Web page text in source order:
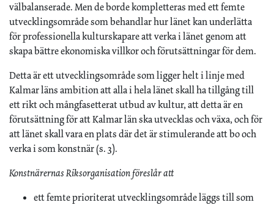
välbalanserade. Men de borde kompletteras med ett femte
utvecklingsområde som behandlar hur länet kan underlätta
för professionella kulturskapare att verka i länet genom att
skapa bättre ekonomiska villkor och förutsättningar för dem.
Detta är ett utvecklingsområde som ligger helt i linje med
Kalmar läns ambition att alla i hela länet skall ha tillgång till
ett rikt och mångfasetterat utbud av kultur, att detta är en
förutsättning för att Kalmar län ska utvecklas och växa, och för
att länet skall vara en plats där det är stimulerande att bo och
verka i som konstnär (s. 3).
Konstnärernas Riksorganisation föreslår att
ett femte prioriterat utvecklingsområde läggs till som